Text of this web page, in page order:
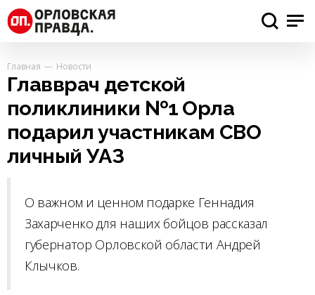
Главная Новости
Главврач детской
поликлиники №1 Орла
подарил участникам СВО
личный УАЗ
О важном и ценном подарке Геннадия
Захарченко для наших бойцов рассказал
губернатор Орловской области Андрей
Клычков.